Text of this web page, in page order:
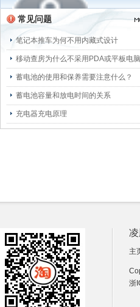
常见问题
笔记本推车为何不用内藏式设计
移动查房为什么不采用PDA或平板电脑
蓄电池的使用和保养需要注意什么？
蓄电池容量和放电时间的关系
充电器充电原理
主
浙